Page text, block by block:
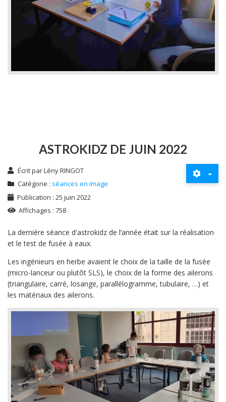
ASTROKIDZ DE JUIN 2022
Écrit parLény RINGOT
Catégorie : séances en image
Publication : 25 juin 2022
Affichages : 758
La dernière séance d'astrokidz de l’année était sur la réalisation
et le test de fusée à eaux.
Les ingénieurs en herbe avaient le choix de la taille de la fusée
(micro-lanceur ou plutôt SLS), le choix de la forme des ailerons
(triangulaire, carré, losange, parallélogramme, tubulaire, …) et
les matériaux des ailerons.